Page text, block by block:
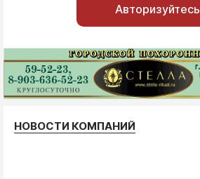
Авторизуйтесь
НОВОСТИ КОМПАНИЙ